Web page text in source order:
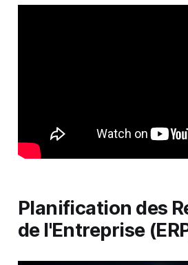
Planification des
de l'Entreprise